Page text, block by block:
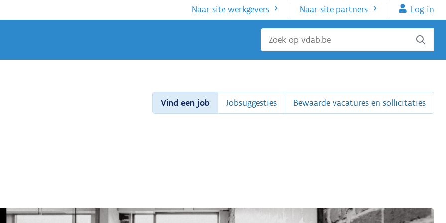
Naar site werkgevers Naar site partners Log in
Sluiten
Vind een job Jobsuggesties Bewaarde vacatures en sollicitaties